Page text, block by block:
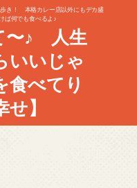
き！ 本格カレー店以外にもデカ盛
ば何でも食べるよ♪
〜♪ 人生
いいじゃ
食べてり
】